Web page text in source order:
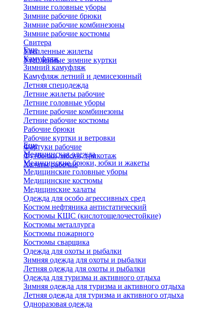
Зимние головные уборы
Зимние рабочие брюки
Зимние рабочие комбинезоны
Зимние рабочие костюмы
Свитера
Утепленные жилеты
Утепленные зимние куртки
Еще
Камуфляж
Зимний камуфляж
Камуфляж летний и демисезонный
Летняя спецодежда
Летние жилеты рабочие
Летние головные уборы
Летние рабочие комбинезоны
Летние рабочие костюмы
Рабочие брюки
Рабочие куртки и ветровки
Фартуки рабочие
Футболки, носки, трикотаж
Халаты рабочие
Еще
Медицинская одежда
Медицинские брюки, юбки и жакеты
Медицинские головные уборы
Медицинские костюмы
Медицинские халаты
Одежда для особо агрессивных сред
Костюм нефтяника антистатический
Костюмы КЩС (кислотощелочестойкие)
Костюмы металлурга
Костюмы пожарного
Костюмы сварщика
Одежда для охоты и рыбалки
Зимняя одежда для охоты и рыбалки
Летняя одежда для охоты и рыбалки
Одежда для туризма и активного отдыха
Зимняя одежда для туризма и активного отдыха
Летняя одежда для туризма и активного отдыха
Одноразовая одежда